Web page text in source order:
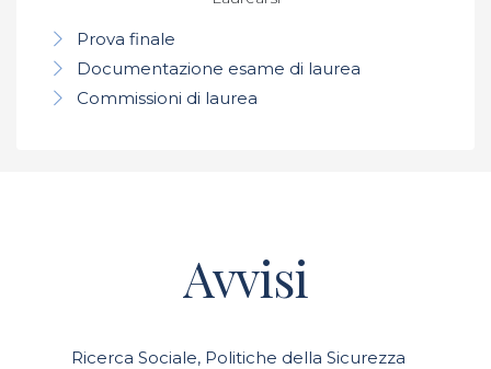
Prova finale
Documentazione esame di laurea
Commissioni di laurea
Avvisi
Ricerca Sociale, Politiche della Sicurezza